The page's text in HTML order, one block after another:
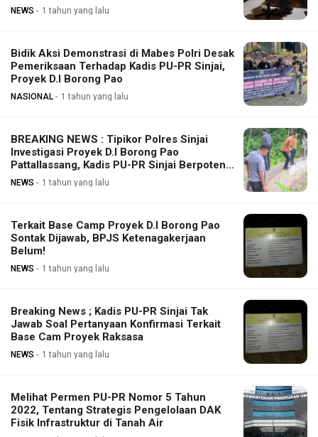
NEWS 1 tahun yang lalu
Bidik Aksi Demonstrasi di Mabes Polri Desak
Pemeriksaan Terhadap Kadis PU-PR Sinjai,
Proyek D.I Borong Pao
NASIONAL 1 tahun yang lalu
BREAKING NEWS : Tipikor Polres Sinjai
Investigasi Proyek D.I Borong Pao
Pattallassang, Kadis PU-PR Sinjai Berpotensi
Diperiksa
NEWS 1 tahun yang lalu
Terkait Base Camp Proyek D.I Borong Pao
Sontak Dijawab, BPJS Ketenagakerjaan
Belum!
NEWS 1 tahun yang lalu
Breaking News ; Kadis PU-PR Sinjai Tak
Jawab Soal Pertanyaan Konfirmasi Terkait
Base Cam Proyek Raksasa
NEWS 1 tahun yang lalu
Melihat Permen PU-PR Nomor 5 Tahun
2022, Tentang Strategis Pengelolaan DAK
Fisik Infrastruktur di Tanah Air